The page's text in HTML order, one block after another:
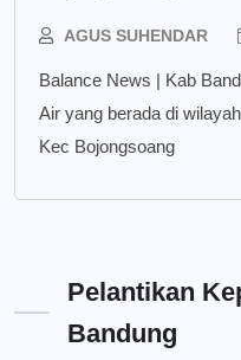
AGUS SUHENDAR
Balance News | Kab
Air yang berada di
Kec Bojongsoang
Pelantikan
Bandung